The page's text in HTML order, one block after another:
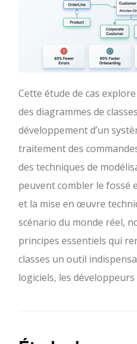
Cette étude de cas
des diagrammes de
développement d’un
traitement des
des techniques de
peuvent combler le fossé
et la mise en œuvre
scénario du monde réel,
principes essentiels qui
classes un outil
logiciels, les